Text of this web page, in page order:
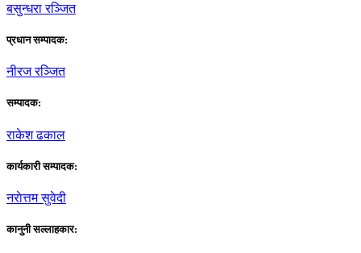
बसुन्धरा रञ्जित
प्रधान सम्पादक:
नीरज रञ्जित
सम्पादक:
राकेश ढकाल
कार्यकारी सम्पादक:
नराेत्तम सुवेदी
कानुनी सल्लाहकार: